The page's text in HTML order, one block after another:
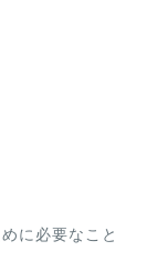
に必要なこと